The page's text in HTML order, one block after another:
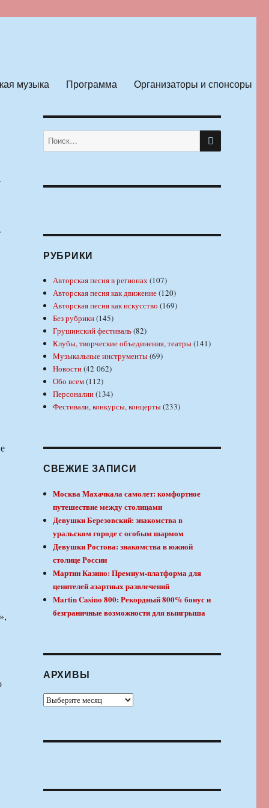
музыка Программа Организаторы и спонсоры
Искать: ПОИСК
РУБРИКИ
Авторская песня в регионах(107)
Авторская песня как движение(120)
Авторская песня как искусство (169)
Без рубрики(145)
Грушинский фестиваль(82)
Клубы, творческие объединения, театры(141)
Музыкальные инструменты(69)
Новости(42 062)
Обо всем(112)
Персоналии(134)
Фестивали, конкурсы, концерты(233)
СВЕЖИЕ ЗАПИСИ
Москва Махачкала самолет: комфортное
путешествие между столицами
Девушки Березовский: знакомства в
уральском городе с особым шармом
Девушки Ростова: знакомства в южной
столице России
Мартин Казино: Премиум-платформа для
ценителей азартных развлечений
Martin Casino 800: Рекордный 800% бонус и
безграничные возможности для выигрыша
АРХИВЫ
Архивы